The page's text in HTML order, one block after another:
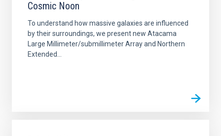
Cosmic Noon
To understand how massive galaxies are influenced
by their surroundings, we present new Atacama
Large Millimeter/submillimeter Array and Northern
Extended...